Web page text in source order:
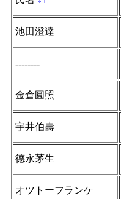
池田澄達
--------
金倉圓照
宇井伯壽
德永茅生
オツトーフランケ